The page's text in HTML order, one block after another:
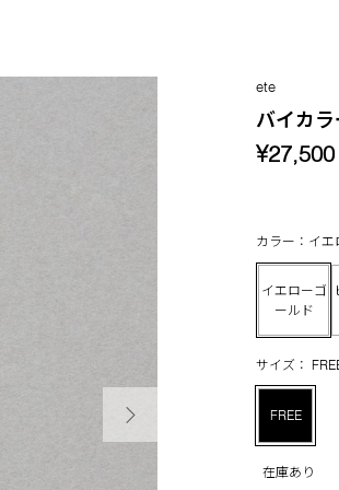
ete
バイカ
¥27,500
カラー：イエ
イエローゴ
ールド
サイズ：
FREE
在庫あり